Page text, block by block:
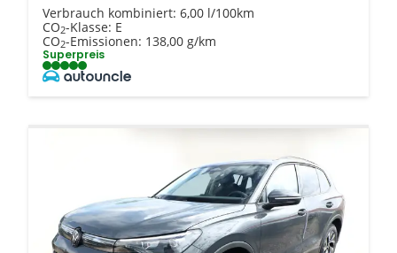
Verbrauch kombiniert: 6,00 l/100km
CO2-Klasse: E
CO2-Emissionen: 138,00 g/km
Superpreis